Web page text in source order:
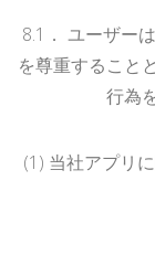
8.1 ． ユーザー
を尊重すること
行為
(1) 当社アプリ